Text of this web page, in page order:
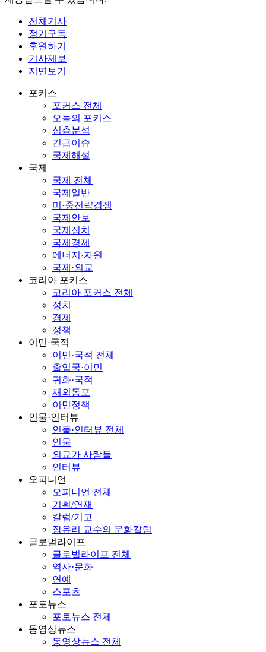
전체기사
정기구독
후원하기
기사제보
지면보기
포커스
포커스 전체
오늘의 포커스
심층분석
긴급이슈
국제해설
국제
국제 전체
국제일반
미·중전략경쟁
국제안보
국제정치
국제경제
에너지·자원
국제·외교
코리아 포커스
코리아 포커스 전체
정치
경제
정책
이민·국적
이민·국적 전체
출입국·이민
귀화·국적
재외동포
이민정책
인물·인터뷰
인물·인터뷰 전체
인물
외교가 사람들
인터뷰
오피니언
오피니언 전체
기획/연재
칼럼/기고
장유리 교수의 문화칼럼
글로벌라이프
글로벌라이프 전체
역사·문화
연예
스포츠
포토뉴스
포토뉴스 전체
동영상뉴스
동영상뉴스 전체